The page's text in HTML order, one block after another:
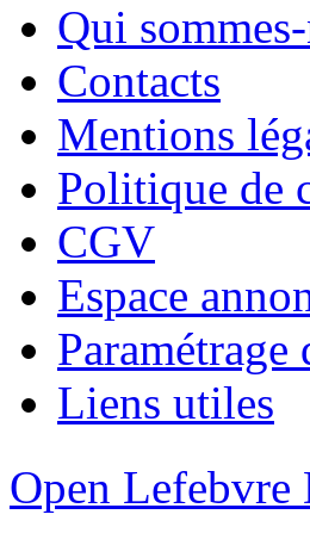
Qui
Contacts
Mentions
Politique de
CGV
Espace
Paramétrage
Liens utiles
Open Lefebvre